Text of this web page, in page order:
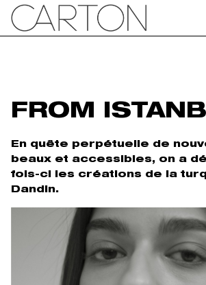
FROM
En quête perpétuelle de
beaux et accessibles, on a
fois-ci les créations de la
Dandin.